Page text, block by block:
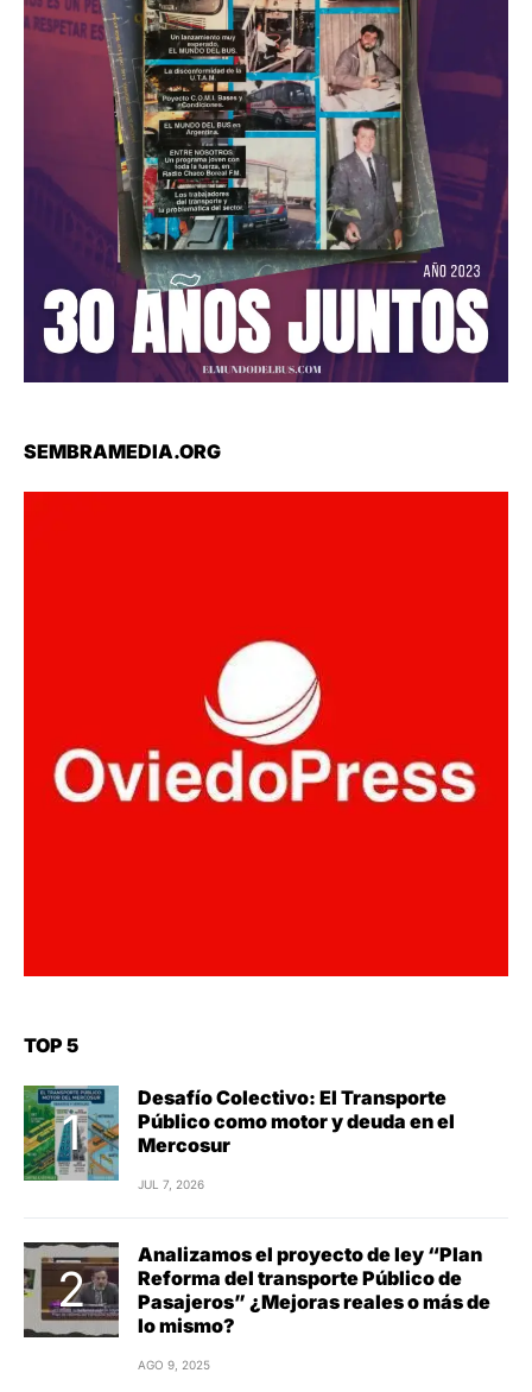
SEMBRAMEDIA.ORG
TOP 5
Desafío Colectivo: El Transporte
Público como motor y deuda en el
Mercosur
JUL 7, 2026
Analizamos el proyecto de ley “Plan
Reforma del transporte Público de
Pasajeros” ¿Mejoras reales o más de
lo mismo?
AGO 9, 2025